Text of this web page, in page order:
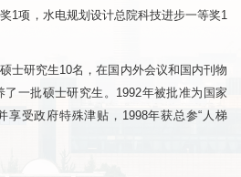
1项，水电规划设计总院科技进步一等奖1
士研究生10名，在国内外会议和国内刊物
一批硕士研究生。1992年被批准为国家
享受政府特殊津贴，1998年获总参“人梯